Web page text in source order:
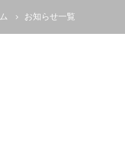
お知らせ一覧